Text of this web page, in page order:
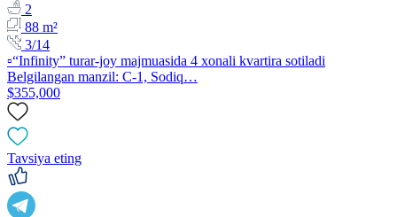
2
88 m²
3/14
▫️“Infinity” turar-joy majmuasida 4 xonali kvartira sotiladi
Belgilangan manzil: C-1, Sodiq…
$355,000
Tavsiya eting